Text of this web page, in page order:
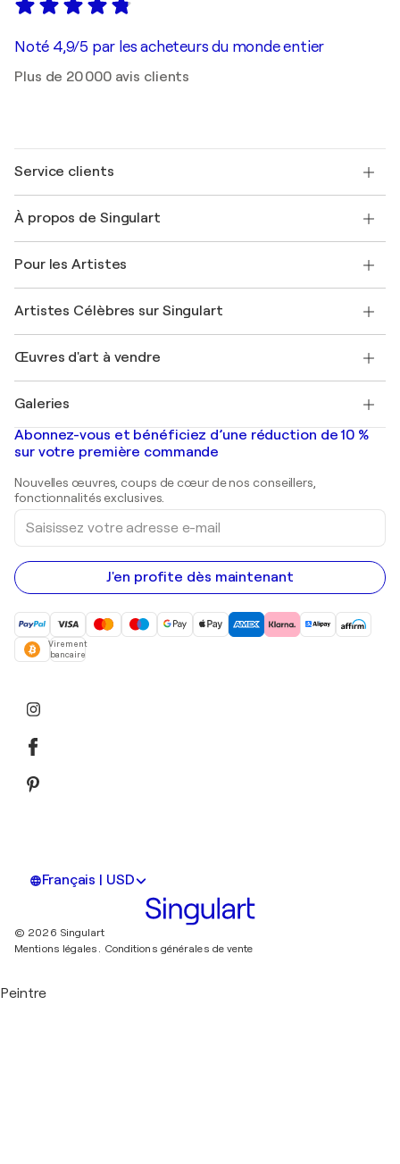
Noté 4,9/5 par les acheteurs du monde entier
Plus de 20 000 avis clients
Service clients
Expédition
Offrir une carte cadeau
Rejoignez notre programme commercial
Mon compte
+33 1 76 44 06 42
À propos de Singulart
FAQ
Magazine Singulart
Emplois
Découvrez une sélection d'art original
Pour les Artistes
Se connecter en tant qu'Artiste
Artistes Célèbres sur Singulart
Marc Chagall
Banksy
Mr. Brainwash
Shepard Fairey
Œuvres d'art à vendre
Tableaux abstraits à vendre
Peintures de paysage
Estampes
Peintures acryliques
Galeries
Galeries d'art en France
Galeries d'art en Belgique
Abonnez-vous et bénéficiez d’une réduction de 10 %
sur votre première commande
Nouvelles œuvres, coups de cœur de nos conseillers,
fonctionnalités exclusives.
Saisissez
votre
adresse
e-
mail
J'en profite dès maintenant
Virement
bancaire
Français | USD
© 2026 Singulart
Mentions légales. Conditions générales de vente
Peintre